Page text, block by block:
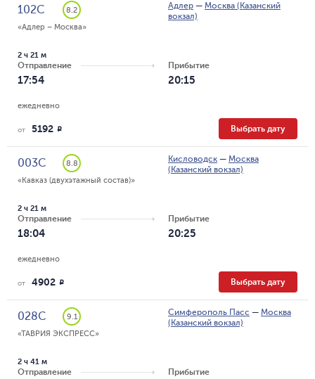
102С
8.2
«Адлер – Москва»
Адлер — Москва (Казанский
вокзал)
Отправление
17:54
2 ч 21 м
Прибытие
20:15
ежедневно
от 5192 R Выбрать дату
003С
8.8
«Кавказ (двухэтажный состав)»
Кисловодск — Москва
(Казанский вокзал)
Отправление
18:04
2 ч 21 м
Прибытие
20:25
ежедневно
от 4902 R Выбрать дату
028С
9.1
«ТАВРИЯ ЭКСПРЕСС»
Симферополь Пасс — Москва
(Казанский вокзал)
Отправление
2 ч 41 м
Прибытие